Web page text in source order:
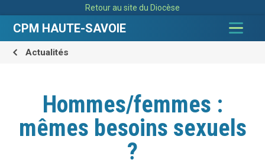
contenu.
la
navigation
Retour au site du Diocèse
CPM HAUTE-SAVOIE
Actualités
Hommes/femmes :
mêmes besoins sexuels
?